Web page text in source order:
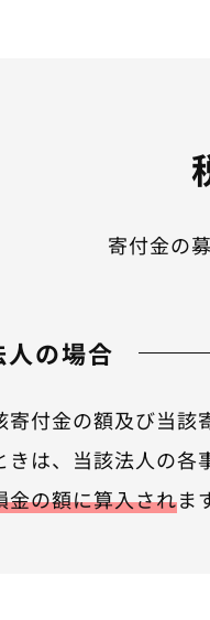
寄付金の
人の場合
付金の額及び当該
は、当該法人の各
金の額に算入されま